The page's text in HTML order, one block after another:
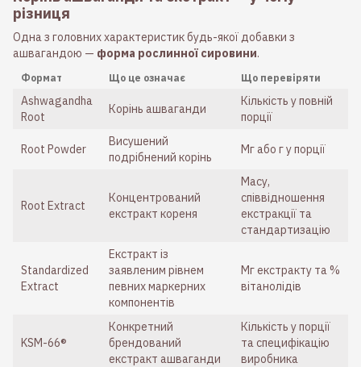
різниця
Одна з головних характеристик будь-якої добавки з
ашвагандою — форма рослинної сировини.
Формат Що це означає Що перевіряти
Ashwagandha
Root
Корінь ашваганди
Кількість у повній
порції
Root Powder
Висушений
подрібнений корінь
Мг або г у порції
Root Extract
Концентрований
екстракт кореня
Масу,
співвідношення
екстракції та
стандартизацію
Standardized
Extract
Екстракт із
заявленим рівнем
певних маркерних
компонентів
Мг екстракту та %
вітанолідів
KSM-66®
Конкретний
брендований
екстракт ашваганди
Кількість у порції
та специфікацію
виробника